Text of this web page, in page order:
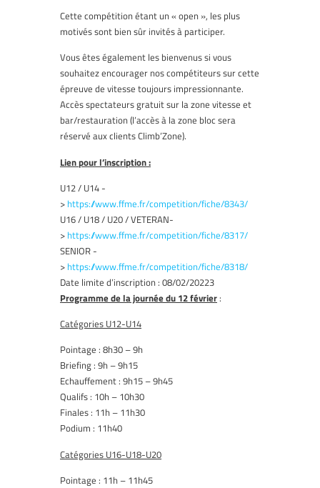
Cette compétition étant un « open », les plus
motivés sont bien sûr invités à participer.
Vous êtes également les bienvenus si vous
souhaitez encourager nos compétiteurs sur cette
épreuve de vitesse toujours impressionnante.
Accès spectateurs gratuit sur la zone vitesse et
bar/restauration (l’accès à la zone bloc sera
réservé aux clients Climb’Zone).
Lien pour l’inscription :
U12 / U14 -
> https://www.ffme.fr/competition/fiche/8343/
U16 / U18 / U20 / VETERAN-
> https://www.ffme.fr/competition/fiche/8317/
SENIOR -
> https://www.ffme.fr/competition/fiche/8318/
Date limite d’inscription : 08/02/20223
Programme de la journée du 12 février:
Catégories U12-U14
Pointage : 8h30 – 9h
Briefing : 9h – 9h15
Echauffement : 9h15 – 9h45
Qualifs : 10h – 10h30
Finales : 11h – 11h30
Podium : 11h40
Catégories U16-U18-U20
Pointage : 11h – 11h45